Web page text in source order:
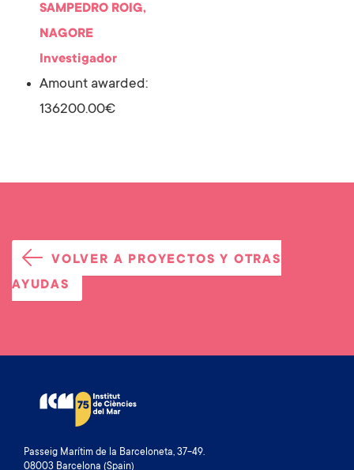
SAMPEDRO ROIG,
NAGORE
Investigador
Amount awarded:
136200.00€
VOLVER A PROYECTOS Y OTRAS
AYUDAS
Passeig Marítim de la Barceloneta, 37-49.
08003 Barcelona (Spain)